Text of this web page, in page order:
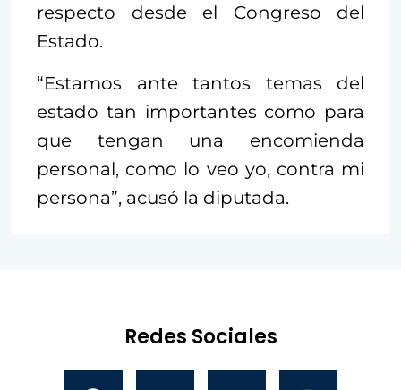
respecto desde el Congreso del
Estado.
“Estamos ante tantos temas del
estado tan importantes como para
que tengan una encomienda
personal, como lo veo yo, contra mi
persona”, acusó la diputada.
Redes Sociales